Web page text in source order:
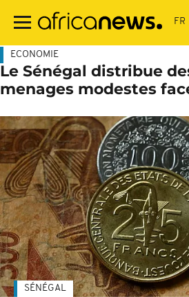
contenu
ECONOMIE
Le Sénégal distribue
menages modestes
SÉNÉGAL